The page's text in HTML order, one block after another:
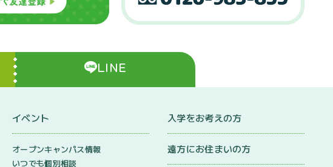
LINE
イベント
オープンキャンパス情報
いつでも個別相談
入学をお考えの方
遠方にお住まいの方